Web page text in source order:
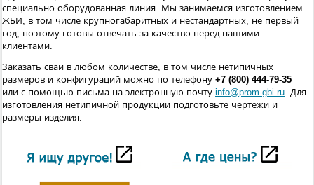
специально оборудованная линия. Мы занимаемся изготовлением
ЖБИ, в том числе крупногабаритных и нестандартных, не первый
год, поэтому готовы отвечать за качество перед нашими
клиентами.
Заказать сваи в любом количестве, в том числе нетипичных
размеров и конфигураций можно по телефону +7 (800) 444-79-35
или с помощью письма на электронную почту info@prom-gbi.ru. Для
изготовления нетипичной продукции подготовьте чертежи и
размеры изделия.